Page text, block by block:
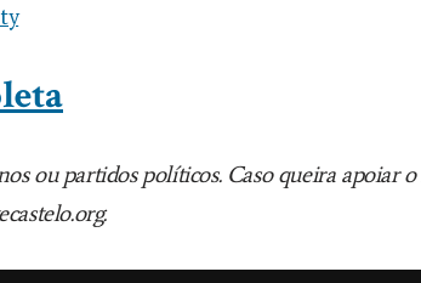
ou partidos políticos. Caso queira apoiar o